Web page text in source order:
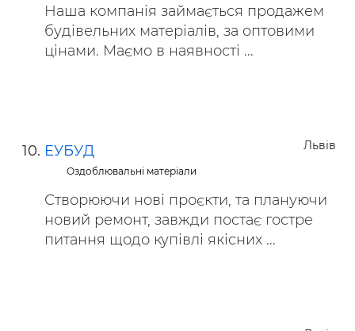
Наша компанія займається продажем
будівельних матеріалів, за оптовими
цінами. Маємо в наявності ...
Львів
ЕУБУД
Оздоблювальні матеріали
Створюючи нові проєкти, та плануючи
новий ремонт, завжди постає гостре
питання щодо купівлі якісних ...